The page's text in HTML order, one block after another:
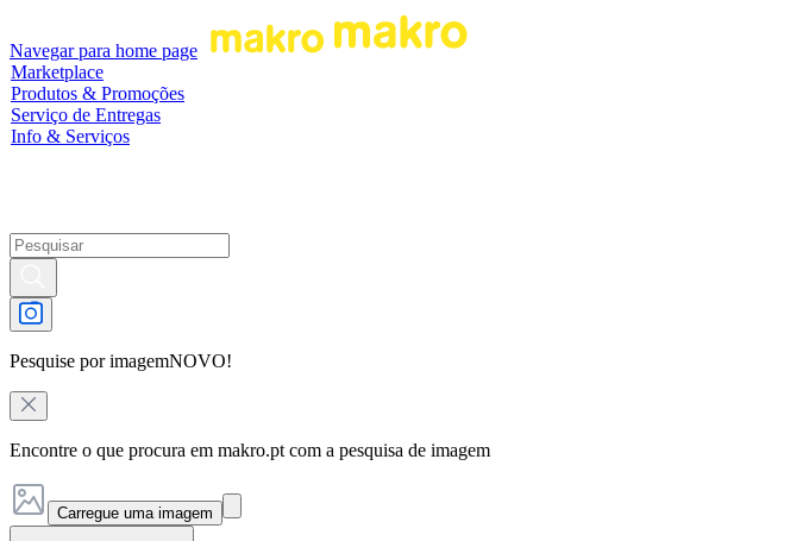
Navegar para home page
Marketplace
Produtos & Promoções
Serviço de Entregas
Info & Serviços
Pesquise por imagemNOVO!
Encontre o que procura em makro.pt com a pesquisa de imagem
Carregue uma imagem